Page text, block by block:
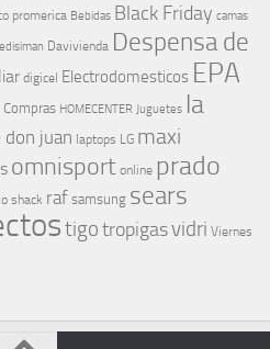
promerica Bebidas Black Friday camas
Davivienda Despensa de
digicel Electrodomesticos EPA
Compras HOMECENTER Juguetes la
don juan laptops LG maxi
omnisport online prado
shack raf samsung sears
tigotropigasvidri Viernes